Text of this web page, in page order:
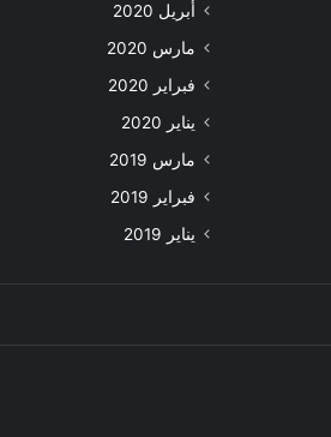
أبريل 2020
مارس 2020
فبراير 2020
يناير 2020
مارس 2019
فبراير 2019
يناير 2019